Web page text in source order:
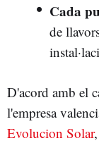
Cada
de
D'acord amb el
l'empresa
Evolucion Solar